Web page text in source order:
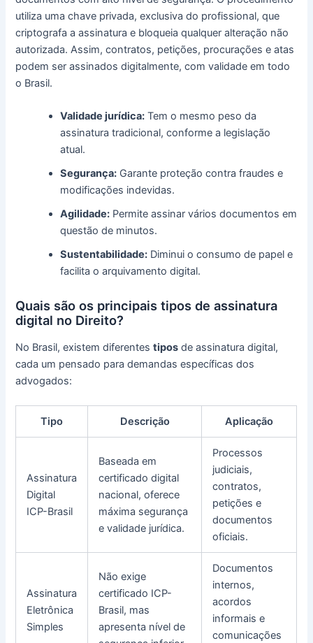
utiliza uma chave privada, exclusiva do profissional, que
criptografa a assinatura e bloqueia qualquer alteração não
autorizada. Assim, contratos, petições, procurações e atas
podem ser assinados digitalmente, com validade em todo
o Brasil.
Validade jurídica: Tem o mesmo peso da
assinatura tradicional, conforme a legislação
atual.
Segurança: Garante proteção contra fraudes e
modificações indevidas.
Agilidade: Permite assinar vários documentos em
questão de minutos.
Sustentabilidade: Diminui o consumo de papel e
facilita o arquivamento digital.
Quais são os principais tipos de assinatura
digital no Direito?
No Brasil, existem diferentestipos de assinatura digital,
cada um pensado para demandas específicas dos
advogados:
Tipo Descrição Aplicação
Assinatura
Digital
ICP-Brasil
Baseada em
certificado digital
nacional, oferece
máxima segurança
e validade jurídica.
Processos
judiciais,
contratos,
petições e
documentos
oficiais.
Assinatura
Eletrônica
Simples
Não exige
certificado ICP-
Brasil, mas
apresenta nível de
Documentos
internos,
acordos
informais e
comunicações